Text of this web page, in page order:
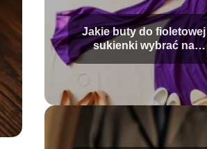
Jakie buty do fioletowej
sukienki wybrać na
różne okazje?